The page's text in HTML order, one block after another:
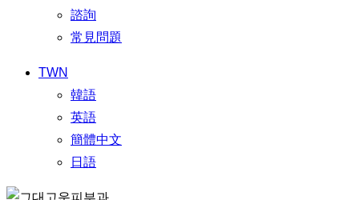
諮詢
常見問題
TWN
韓語
英語
簡體中文
日語